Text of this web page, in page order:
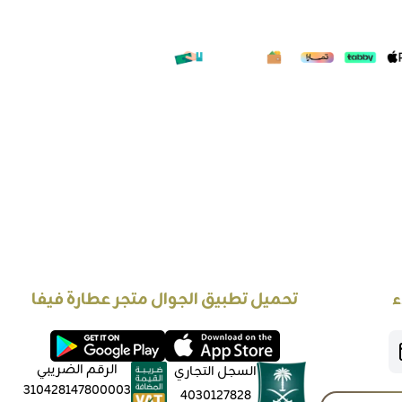
تحميل تطبيق الجوال متجر عطارة فيفا
السجل التجاري
4030127828
الرقم الضريبي
310428147800003